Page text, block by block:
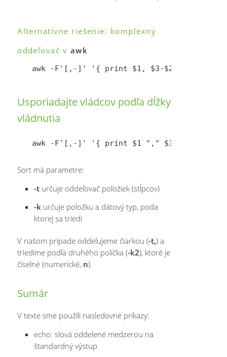
Alternatívne riešenie: komplexný
oddeľovač v awk
Usporiadajte vládcov podľa dĺžky
vládnutia
Sort má parametre:
-turčuje oddeľovač položiek (stĺpcov)
-kurčuje položku a dátový typ, poda
ktorej sa triedi
V našom prípade oddeľujeme čiarkou (-t,) a
triedime podľa druhého políčka (-k2), ktoré je
číselné (numerické, n).
Sumár
V texte sme použili nasledovné príkazy:
echo: slová oddelené medzerou na
štandardný výstup